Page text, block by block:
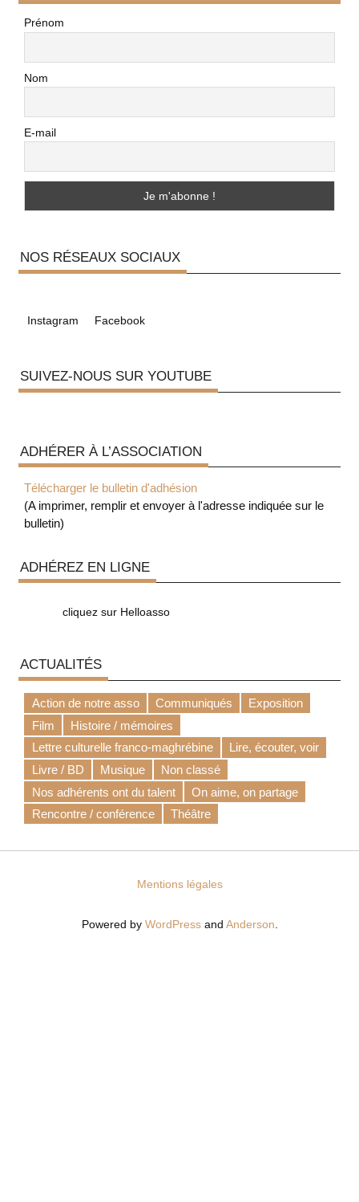
Prénom
Nom
E-mail
NOS RÉSEAUX SOCIAUX
Instagram Facebook
SUIVEZ-NOUS SUR YOUTUBE
ADHÉRER À L’ASSOCIATION
Télécharger le bulletin d'adhésion
(A imprimer, remplir et envoyer à l'adresse indiquée sur le
bulletin)
ADHÉREZ EN LIGNE
cliquez sur Helloasso
ACTUALITÉS
Action de notre asso Communiqués
Exposition
Film
Histoire / mémoires
Lettre culturelle franco-maghrébine
Lire, écouter, voir
Livre / BD
Musique
Non classé
Nos adhérents ont du talent
On aime, on partage
Rencontre / conférence
Théâtre
Mentions légales
Powered by WordPressand Anderson